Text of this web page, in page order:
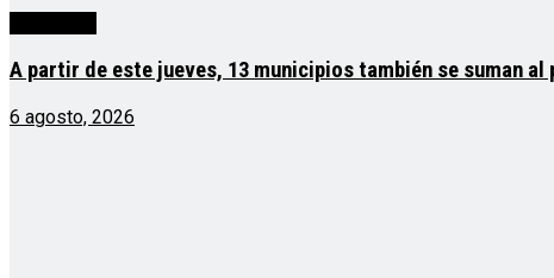
A partir de este jueves, 13 municipios también se suman
6 agosto, 2026